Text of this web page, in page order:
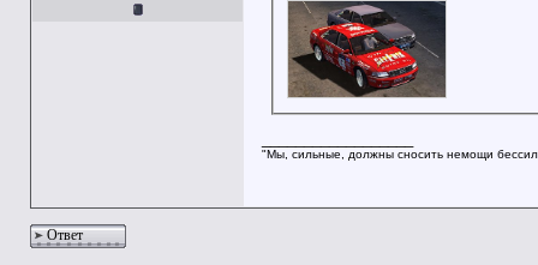
"Мы, сильные, должны сносить немощи
Ответ